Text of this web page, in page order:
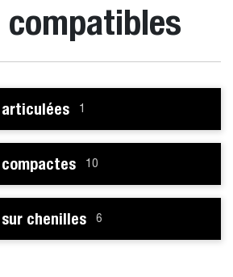
compatibles
articulées 1
10
chenilles 6